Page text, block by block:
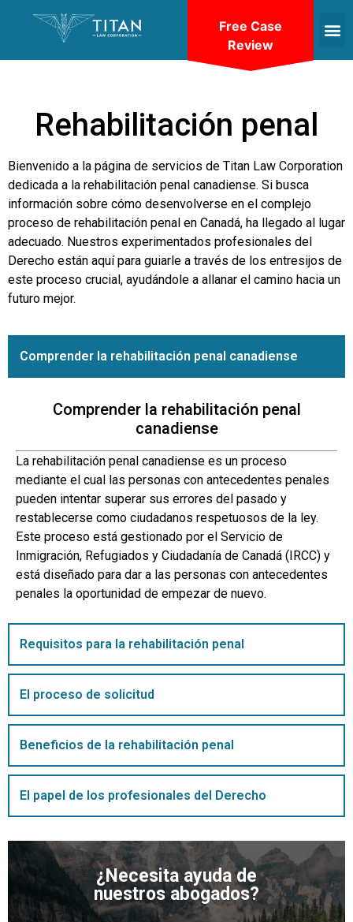
Rehabilitación penal
Bienvenido a la página de servicios de Titan Law Corporation
dedicada a la rehabilitación penal canadiense. Si busca
información sobre cómo desenvolverse en el complejo
proceso de rehabilitación penal en Canadá, ha llegado al lugar
adecuado. Nuestros experimentados profesionales del
Derecho están aquí para guiarle a través de los entresijos de
este proceso crucial, ayudándole a allanar el camino hacia un
futuro mejor.
Comprender la rehabilitación penal canadiense
Comprender la rehabilitación penal
canadiense
La rehabilitación penal canadiense es un proceso
mediante el cual las personas con antecedentes penales
pueden intentar superar sus errores del pasado y
restablecerse como ciudadanos respetuosos de la ley.
Este proceso está gestionado por el Servicio de
Inmigración, Refugiados y Ciudadanía de Canadá (IRCC) y
está diseñado para dar a las personas con antecedentes
penales la oportunidad de empezar de nuevo.
Requisitos para la rehabilitación penal
El proceso de solicitud
Beneficios de la rehabilitación penal
El papel de los profesionales del Derecho
¿Necesita ayuda de
nuestros abogados?
Free Case
Review